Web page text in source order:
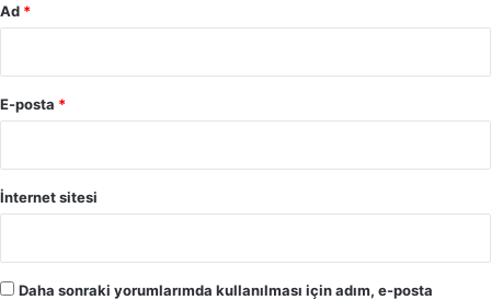
Ad *
E-posta *
İnternet sitesi
Daha sonraki yorumlarımda kullanılması için adım, e-posta